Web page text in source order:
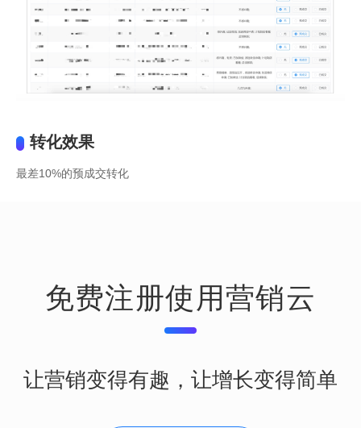
转化效果
最差10%的预成交转化
免费注册使用营销云
让营销变得有趣，让增长变得简单